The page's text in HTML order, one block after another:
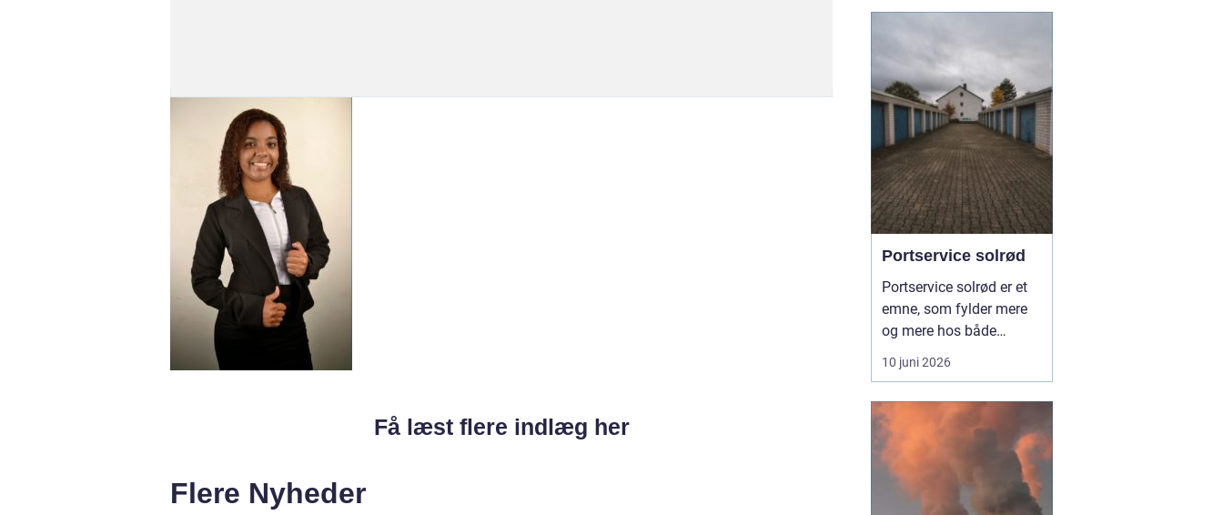
Få læst flere indlæg her
Flere Nyheder
påvirker resultater,
strategier og
forandringe...
Portservice solrød
Portservice solrød er et
emne, som fylder mere
og mere hos både
private husejere og
virksomheder, der har
komfort og
driftssikkerhed i
hverdagen. Når en port
ikke fungerer, stopper
hverdagen hurtigt op, og
10 juni 2026